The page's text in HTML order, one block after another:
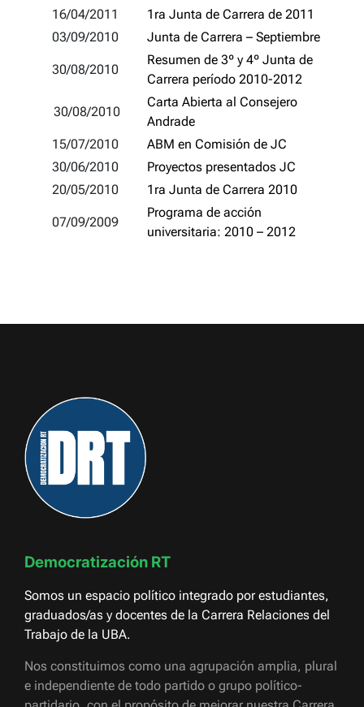
16/04/2011
1ra Junta de Carrera de 2011
03/09/2010
Junta de Carrera – Septiembre
30/08/2010
Resumen de 3º y 4º Junta de
Carrera período 2010-2012
30/08/2010
Carta Abierta al Consejero
Andrade
15/07/2010
ABM en Comisión de JC
30/06/2010
Proyectos presentados JC
20/05/2010
1ra Junta de Carrera 2010
07/09/2009
Programa de acción
universitaria: 2010 – 2012
Democratización RT
Somos un espacio político integrado por estudiantes,
graduados/as y docentes de la Carrera Relaciones del
Trabajo de la UBA.
Nos constituimos como una agrupación amplia, plural
e independiente de todo partido o grupo político-